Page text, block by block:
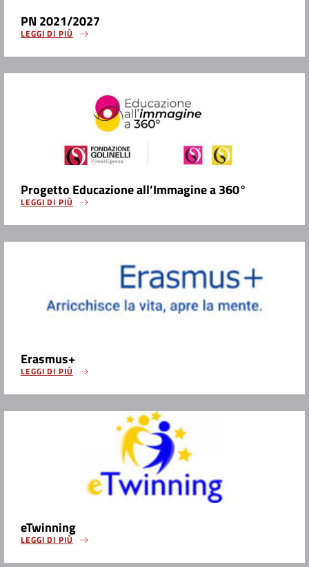
PN 2021/2027
LEGGI DI PIÙ
Progetto Educazione all’Immagine a 360°
LEGGI DI PIÙ
Erasmus+
LEGGI DI PIÙ
eTwinning
LEGGI DI PIÙ